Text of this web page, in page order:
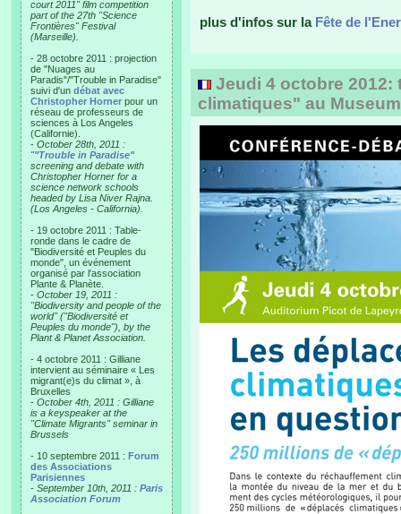
court 2011" film competition
part of the 27th "Science
Frontières" Festival
(Marseille).
- 28 octobre 2011 : projection
de "Nuages au
Paradis"/"Trouble in Paradise"
suivi d'un débat avec
Christopher Horner pour un
réseau de professeurs de
sciences à Los Angeles
(Californie).
- October 28th, 2011 :
""Trouble in Paradise"
screening and debate with
Christopher Horner for a
science network schools
headed by Lisa Niver Rajna.
(Los Angeles - California).
- 19 octobre 2011 : Table-
ronde dans le cadre de
"Biodiversité et Peuples du
monde", un événement
organisé par l'association
Plante & Planète.
- October 19, 2011 :
"Biodiversity and people of the
world" ("Biodiversité et
Peuples du monde"), by the
Plant & Planet Association.
- 4 octobre 2011 : Gilliane
intervient au séminaire « Les
migrant(e)s du climat », à
Bruxelles
- October 4th, 2011 : Gilliane
is a keyspeaker at the
"Climate Migrants" seminar in
Brussels
- 10 septembre 2011 : Forum
des Associations
Parisiennes
- September 10th, 2011 : Paris
Association Forum
plus d'infos sur la Fête de
Jeudi 4 octobre
climatiques" au